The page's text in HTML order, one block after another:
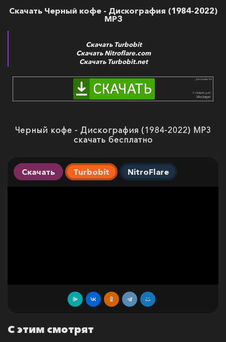
Скачать Черный кофе - Дискография (1984-2022)
МР3
Скачать Turbobit
Скачать Nitroflare.com
Скачать Turbobit.net
Черный кофе - Дискография (1984-2022) МР3
скачать бесплатно
Скачать Turbobit NitroFlare
С этим смотрят